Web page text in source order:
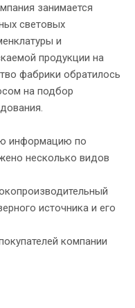
занимается
световых
и
продукции на
фабрики обратилось
на подбор
информацию по
несколько видов
источника и его
компании